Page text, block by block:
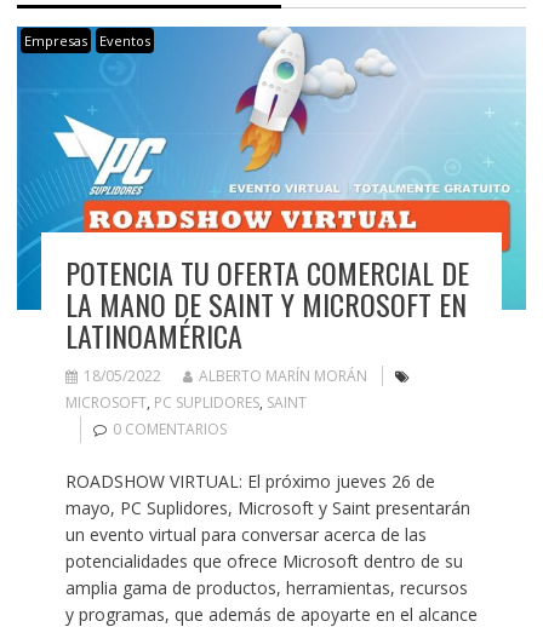
Empresas Eventos
POTENCIA TU OFERTA COMERCIAL DE
LA MANO DE SAINT Y MICROSOFT EN
LATINOAMÉRICA
18/05/2022
ALBERTO MARÍN MORÁN
MICROSOFT, PC SUPLIDORES, SAINT
0 COMENTARIOS
ROADSHOW VIRTUAL: El próximo jueves 26 de
mayo, PC Suplidores, Microsoft y Saint presentarán
un evento virtual para conversar acerca de las
potencialidades que ofrece Microsoft dentro de su
amplia gama de productos, herramientas, recursos
y programas, que además de apoyarte en el alcance